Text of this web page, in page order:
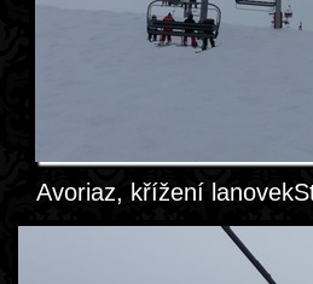
Avoriaz, křížení